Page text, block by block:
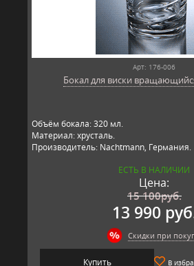
Арт: 176-006
Бокал для виски
Объём бокала: 320 мл.
Материал: хрусталь.
Производитель: Nachtmann, Германия.
ЕСТЬ В НАЛИЧИИ
Цена:
15 100руб.
13 990
Скидки при
Купить В